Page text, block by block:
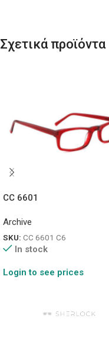
Σχετικά προϊόντα
CC 6601
Archive
SKU: CC 6601 C6
In stock
Login to see prices